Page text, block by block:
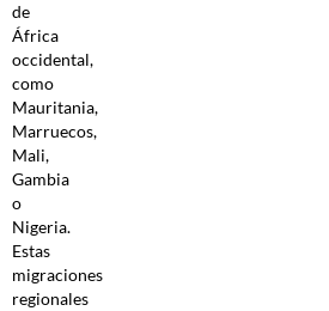
de
África
occidental,
como
Mauritania,
Marruecos,
Mali,
Gambia
o
Nigeria.
Estas
migraciones
regionales